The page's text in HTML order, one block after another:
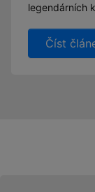
legendárních
Číst